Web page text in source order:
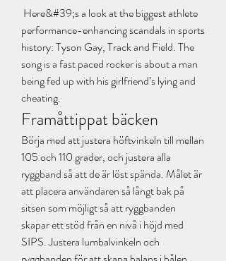
performance-enhancing scandals in sports
history: Tyson Gay, Track and Field. The
song is a fast paced rocker is about a man
being fed up with his girlfriend’s lying and
cheating.
Framåttippat bäcken
Börja med att justera höftvinkeln till mellan
105 och 110 grader, och justera alla
ryggband så att de är löst spända. Målet är
att placera användaren så långt bak på
sitsen som möjligt så att ryggbanden
skapar ett stöd från en nivå i höjd med
SIPS. Justera lumbalvinkeln och